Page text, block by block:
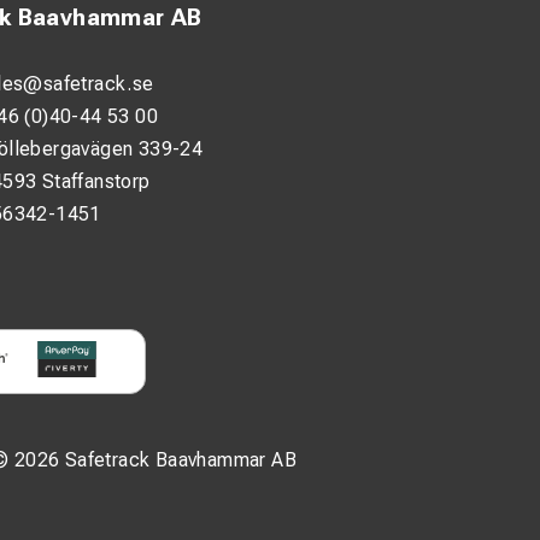
gör den
2026 Safetrack Baavhammar AB
Baavhammar AB
(0)40-44 53 00
339-24
Staffanstorp
1451